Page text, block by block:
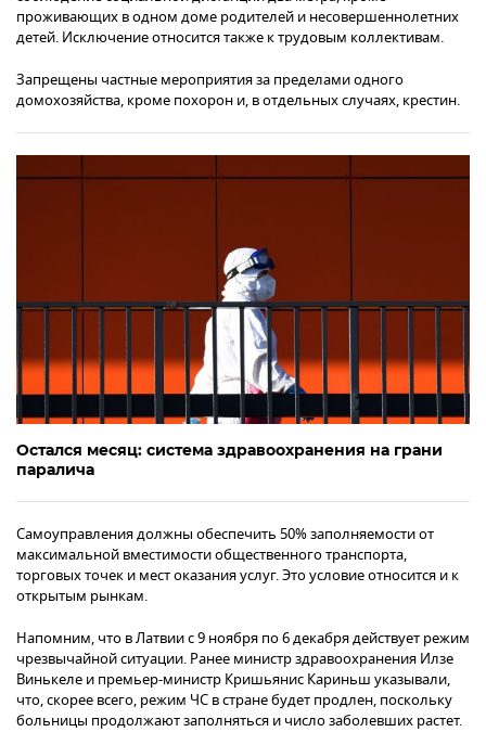
проживающих в одном доме родителей и несовершеннолетних
детей. Исключение относится также к трудовым коллективам.
Запрещены частные мероприятия за пределами одного
домохозяйства, кроме похорон и, в отдельных случаях, крестин.
Остался месяц: система здравоохранения на грани
паралича
Самоуправления должны обеспечить 50% заполняемости от
максимальной вместимости общественного транспорта,
торговых точек и мест оказания услуг. Это условие относится и к
открытым рынкам.
Напомним, что в Латвии с 9 ноября по 6 декабря действует режим
чрезвычайной ситуации. Ранее министр здравоохранения Илзе
Винькеле и премьер-министр Кришьянис Кариньш указывали,
что, скорее всего, режим ЧС в стране будет продлен, поскольку
больницы продолжают заполняться и число заболевших растет.